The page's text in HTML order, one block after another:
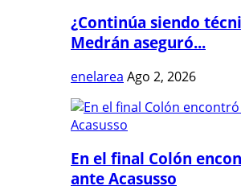
¿Continúa siendo
Medrán aseguró...
enelarea Ago 2, 2026
En el final Colón
ante Acasusso